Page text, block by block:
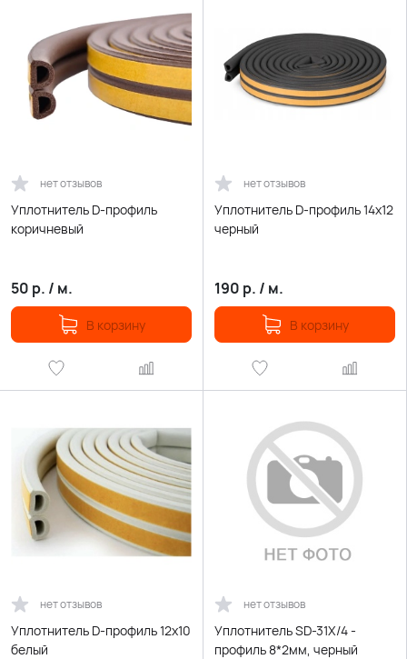
нет отзывов
Уплотнитель D-профиль
коричневый
50 р. / м.
В корзину
нет отзывов
Уплотнитель D-профиль 14х12
черный
190 р. / м.
В корзину
нет отзывов
Уплотнитель D-профиль 12х10
белый
нет отзывов
Уплотнитель SD-31Х/4 -
профиль 8*2мм, черный